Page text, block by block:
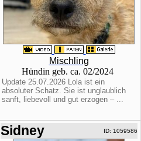
Mischling
Hündin geb. ca. 02/2024
Update 25.07.2026 Lola ist ein
absoluter Schatz. Sie ist unglaublich
sanft, liebevoll und gut erzogen – ...
Sidney ID: 1059586